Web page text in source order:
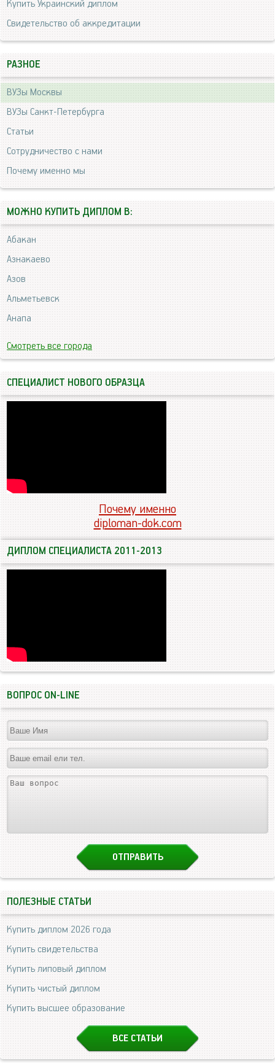
Купить Украинский диплом
Свидетельство об аккредитации
РАЗНОЕ
ВУЗы Москвы
ВУЗы Санкт-Петербурга
Статьи
Сотрудничество с нами
Почему именно мы
МОЖНО КУПИТЬ ДИПЛОМ В:
Абакан
Азнакаево
Азов
Альметьевск
Анапа
Смотреть все города
СПЕЦИАЛИСТ НОВОГО ОБРАЗЦА
Почему именно
diploman-dok.com
ДИПЛОМ СПЕЦИАЛИСТА 2011-2013
ВОПРОС ON-LINE
ПОЛЕЗНЫЕ СТАТЬИ
Купить диплом 2026 года
Купить свидетельства
Купить липовый диплом
Купить чистый диплом
Купить высшее образование
ВСЕ СТАТЬИ